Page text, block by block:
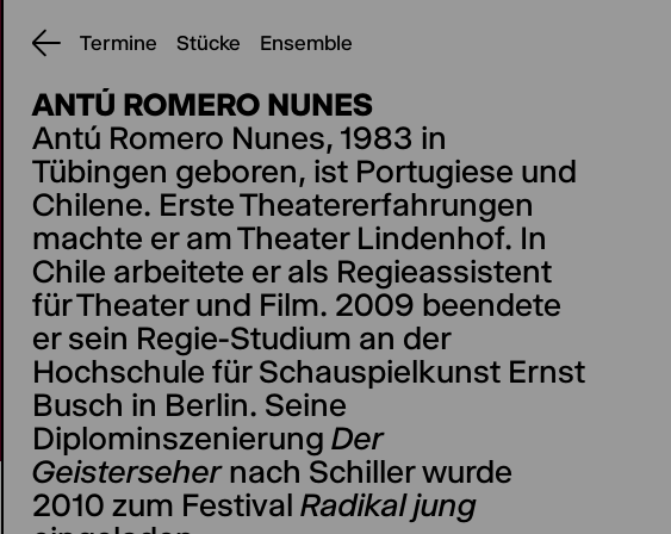
Termine Stücke Ensemble
ANTÚ ROMERO NUNES
Antú Romero Nunes, 1983 in
Tübingen geboren, ist Portugiese und
Chilene. Erste Theatererfahrungen
machte er am Theater Lindenhof. In
Chile arbeitete er als Regieassistent
für Theater und Film. 2009 beendete
er sein Regie-Studium an der
Hochschule für Schauspielkunst Ernst
Busch in Berlin. Seine
Diplominszenierung Der
Geistersehernach Schiller wurde
2010 zum Festival Radikal jung